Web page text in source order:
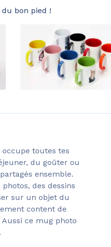
bon pied !
toutes tes
du goûter ou
ensemble.
des dessins
sur un objet du
content de
ce mug photo